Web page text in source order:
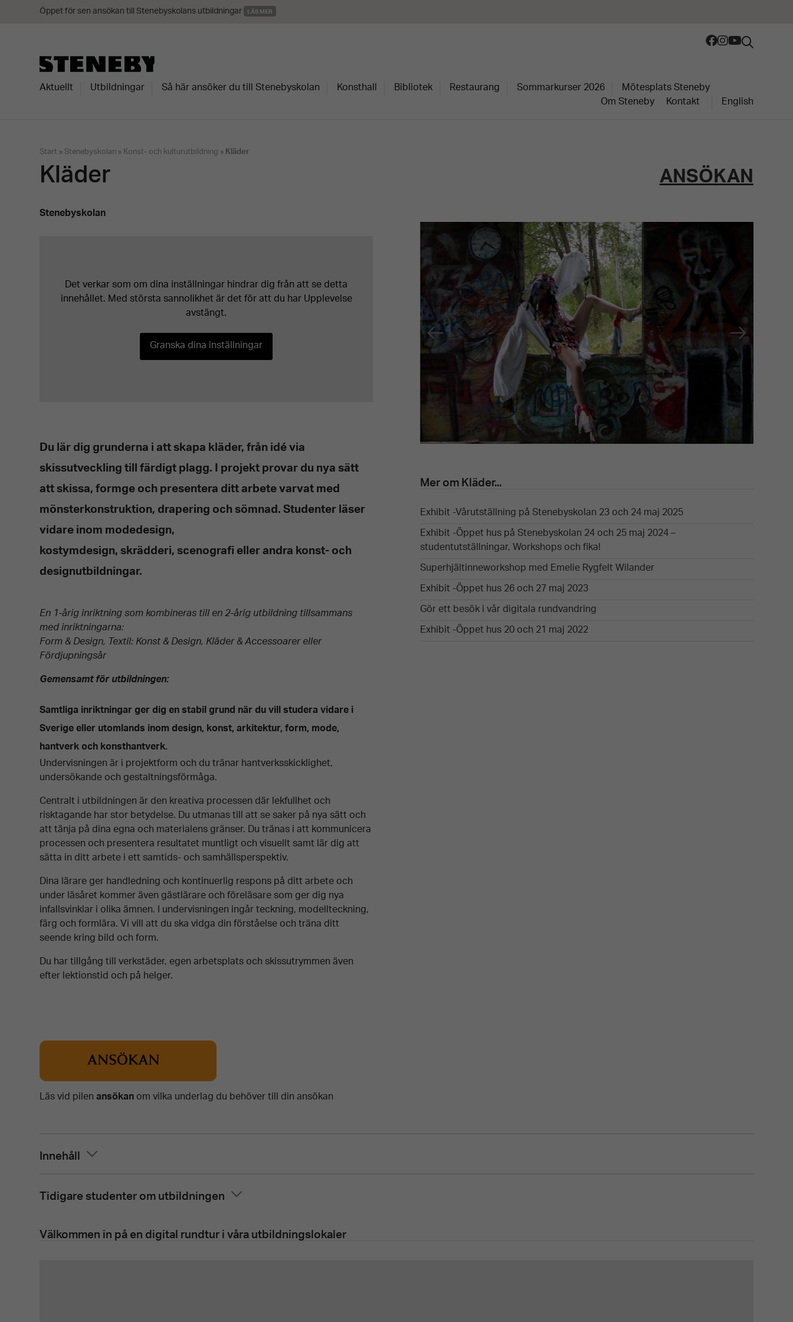
Aktuellt Utbildningar Så här ansöker du till Stenebyskolan Konsthall Bibliotek Restaurang Sommarkurser 2026 Mötesplats Steneby
Om Steneby Kontakt English
Start»Stenebyskolan»Konst- och kulturutbildning»Kläder
Mer om Kläder...
Exhibit -Vårutställning på Stenebyskolan 23 och 24 maj 2025
Exhibit -Öppet hus på Stenebyskolan 24 och 25 maj 2024 –
studentutställningar, Workshops och fika!
Superhjältinneworkshop med Emelie Rygfelt Wilander
Exhibit -Öppet hus 26 och 27 maj 2023
Gör ett besök i vår digitala rundvandring
Exhibit -Öppet hus 20 och 21 maj 2022
ANSÖKAN
Kläder
Stenebyskolan
Det verkar som om dina inställningar hindrar dig från att se detta
innehållet. Med största sannolikhet är det för att du har Upplevelse
avstängt.
Granska dina inställningar
Du lär dig grunderna i att skapa kläder, från idé via
skissutveckling till färdigt plagg. I projekt provar du nya sätt
att skissa, formge och presentera ditt arbete varvat med
mönsterkonstruktion, drapering och sömnad. Studenter läser
vidare inom modedesign,
kostymdesign, skrädderi, scenografi eller andra konst- och
designutbildningar.
En 1-årig inriktning som kombineras till en 2-årig utbildning tillsammans
med inriktningarna:
Form & Design, Textil: Konst & Design, Kläder & Accessoarer eller
Fördjupningsår
Gemensamtför utbildningen:
Samtliga inriktningar ger dig en stabil grund när du vill studera vidare i
Sverige eller utomlands inom design, konst, arkitektur, form, mode,
hantverkoch konsthantverk.
Undervisningen är i projektform och du tränar hantverksskicklighet,
undersökande och gestaltningsförmåga.
Centralt i utbildningen är den kreativa processen där lekfullhet och
risktagande har stor betydelse. Du utmanas till att se saker på nya sätt och
att tänja på dina egna och materialensgränser. Dutränas iatt kommunicera
processen och presentera resultatet muntligt och visuelltsamt lär dig att
sätta in ditt arbete i ett samtids- och samhällsperspektiv.
Dina lärare gerhandledning och kontinuerlig respons på ditt arbeteoch
under läsåret kommerävengästlärare och föreläsaresomgerdig nya
infallsvinklari olikaämnen. I undervisningeningårteckning,modellteckning,
färg och formlära. Vi vill att du ska vidga din förståelse och träna ditt
seende kring bild ochform.
Du har tillgång till verkstäder, egen arbetsplats och skissutrymmen även
efter lektionstid och på helger.
Läs vid pilenansökanom vilka underlag du behöver till din ansökan
Innehåll
Tidigare studenter om utbildningen
Välkommen in på en digital rundtur i våra utbildningslokaler
Öppet för sen ansökan till Stenebyskolans utbildningar LÄS MER